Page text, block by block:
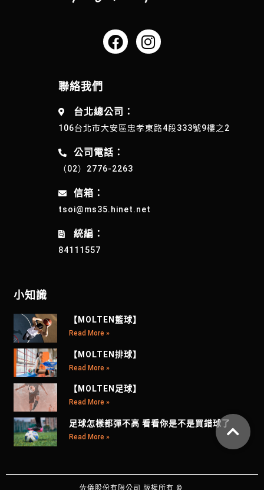
聯絡我們
台北總公司：
106台北市大安區忠孝東路4段333號9樓之2
公司電話：
（02）2776-2263
信箱：
tsoi@ms35.hinet.net
統編：
84111557
小知識
【MOLTEN籃球】
Read More »
【MOLTEN排球】
Read More »
【MOLTEN足球】
Read More »
足球怎樣都彈不高 看看你是不是買錯球了
Read More »
佐儀股份有限公司 版權所有 ©